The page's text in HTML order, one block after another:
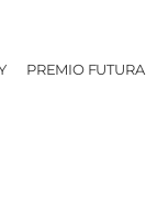
PREMIO FUTURA